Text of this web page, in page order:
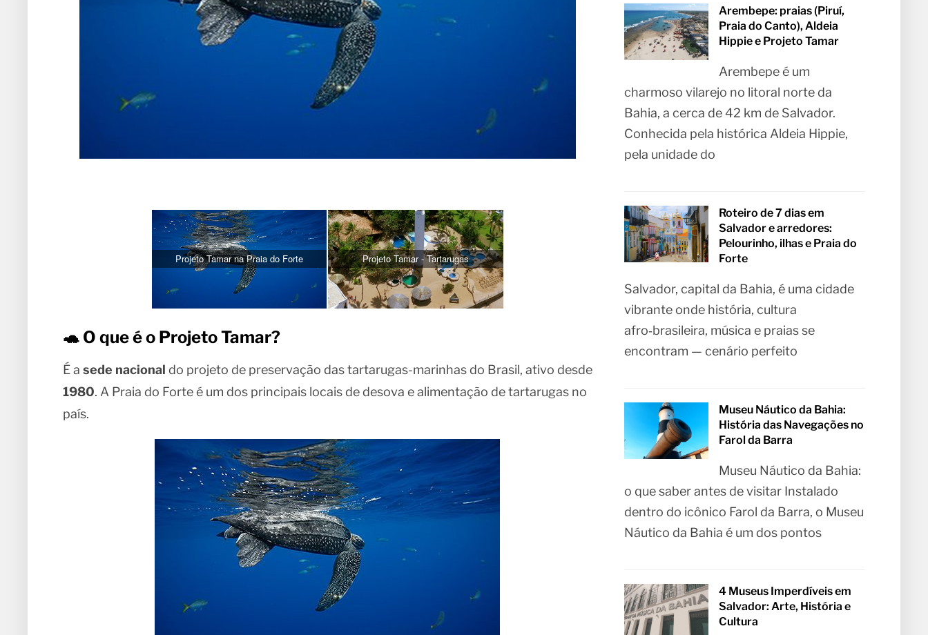
Projeto Tamar na Praia do Forte Projeto Tamar - Tartarugas
🐢 O que é o Projeto Tamar?
É a sede nacional do projeto de preservação das tartarugas-marinhas do Brasil, ativo desde
1980. A Praia do Forte é um dos principais locais de desova e alimentação de tartarugas no
país.
Arembepe: praias (Piruí,
Praia do Canto), Aldeia
Hippie e Projeto Tamar
Arembepe é um
charmoso vilarejo no litoral norte da
Bahia, a cerca de 42 km de Salvador.
Conhecida pela histórica Aldeia Hippie,
pela unidade do
Roteiro de 7 dias em
Salvador e arredores:
Pelourinho, ilhas e Praia do
Forte
Salvador, capital da Bahia, é uma cidade
vibrante onde história, cultura
afro‑brasileira, música e praias se
encontram — cenário perfeito
Museu Náutico da Bahia:
História das Navegações no
Farol da Barra
Museu Náutico da Bahia:
o que saber antes de visitar Instalado
dentro do icônico Farol da Barra, o Museu
Náutico da Bahia é um dos pontos
4 Museus Imperdíveis em
Salvador: Arte, História e
Cultura